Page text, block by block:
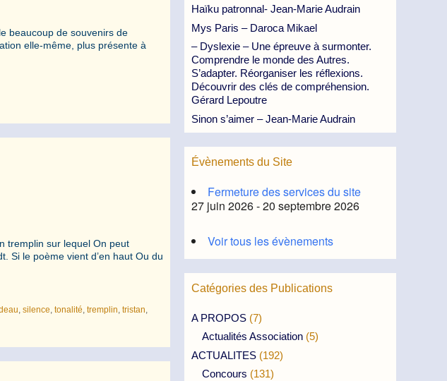
beaucoup de souvenirs de
elle-même, plus présente à
tremplin sur lequel On peut
Si le poème vient d’en haut Ou du
,silence,tonalité,tremplin,tristan,
Haïku patronnal- Jean-Marie Audrain
Mys Paris – Daroca Mikael
– Dyslexie – Une épreuve à surmonter.
Comprendre le monde des Autres.
S’adapter. Réorganiser les réflexions.
Découvrir des clés de compréhension.
Gérard Lepoutre
Sinon s’aimer – Jean-Marie Audrain
Évènements du Site
Fermeture des services du site
27 juin 2026 - 20 septembre 2026
Voir tous les évènements
Catégories des Publications
A PROPOS (7)
Actualités Association (5)
ACTUALITES (192)
Concours (131)